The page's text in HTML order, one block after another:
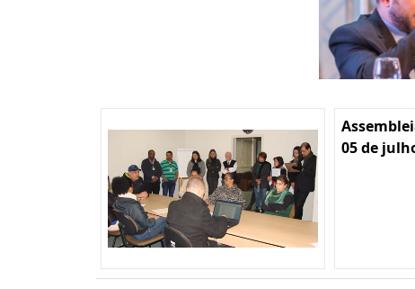
05 de